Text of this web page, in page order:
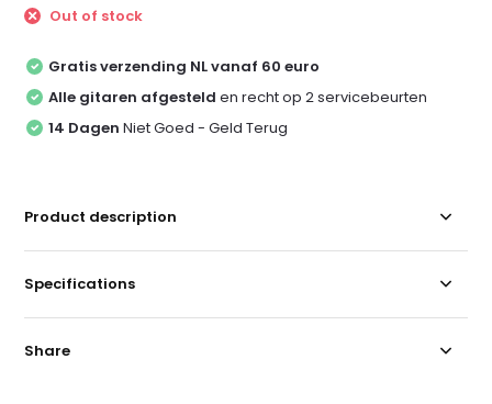
Out of stock
Gratis verzending NL vanaf 60 euro
Alle gitaren afgesteld en recht op 2 servicebeurten
14 Dagen Niet Goed - Geld Terug
Product description
Specifications
Share